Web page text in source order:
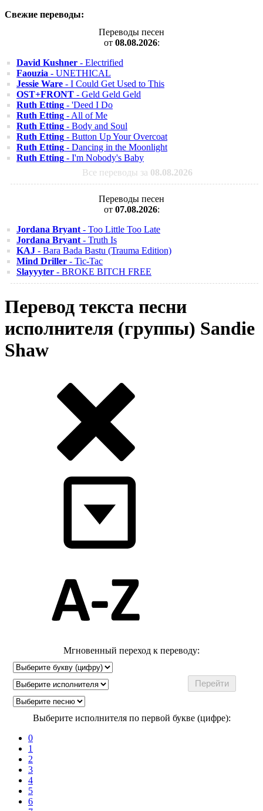
Свежие переводы:
Переводы песен
от 08.08.2026:
David Kushner - Electrified
Faouzia - UNETHICAL
Jessie Ware - I Could Get Used to This
OST+FRONT - Geld Geld Geld
Ruth Etting - 'Deed I Do
Ruth Etting - All of Me
Ruth Etting - Body and Soul
Ruth Etting - Button Up Your Overcoat
Ruth Etting - Dancing in the Moonlight
Ruth Etting - I'm Nobody's Baby
Все переводы за 08.08.2026
Переводы песен
от 07.08.2026:
Jordana Bryant - Too Little Too Late
Jordana Bryant - Truth Is
KAJ - Bara Bada Bastu (Trauma Edition)
Mind Driller - Tic-Tac
Slayyyter - BROKE BITCH FREE
Перевод текста песни
исполнителя (группы) Sandie
Shaw
Мгновенный переход к переводу:
Выберите исполнителя по первой букве (цифре):
0
1
2
3
4
5
6